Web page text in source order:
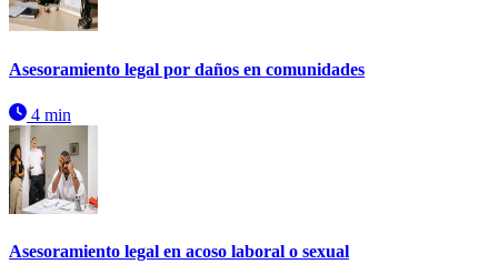
Asesoramiento legal por daños en comunidades
4 min
Asesoramiento legal en acoso laboral o sexual